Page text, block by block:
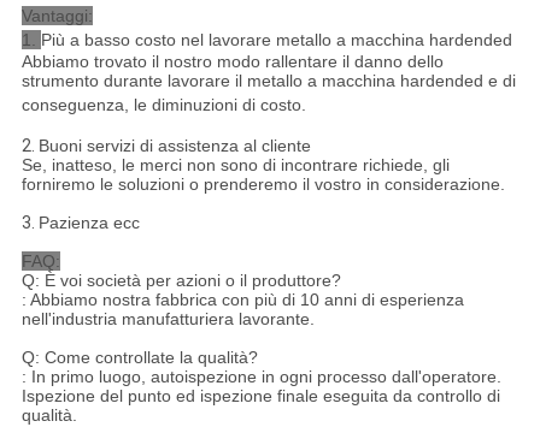
Vantaggi:
1. Più a basso costo nel lavorare metallo a macchina hardended
Abbiamo trovato il nostro modo rallentare il danno dello
strumento durante lavorare il metallo a macchina hardended e di
conseguenza, le diminuzioni di costo.
2. Buoni servizi di assistenza al cliente
Se, inatteso, le merci non sono di incontrare richiede, gli
forniremo le soluzioni o prenderemo il vostro in considerazione.
3. Pazienza ecc
FAQ:
Q: È voi società per azioni o il produttore?
: Abbiamo nostra fabbrica con più di 10 anni di esperienza
nell'industria manufatturiera lavorante.
Q: Come controllate la qualità?
: In primo luogo, autoispezione in ogni processo dall'operatore.
Ispezione del punto ed ispezione finale eseguita da controllo di
qualità.